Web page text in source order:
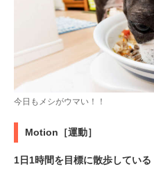
今日もメシがウマい！！
Motion［運動］
1日1時間を目標に散歩している